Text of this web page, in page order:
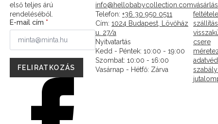
első teljes árú
rendeléséből.
E-mail cím *
FELIRATKOZÁS
info@hellobabycollection.com
Telefon: +36 30 950 0511
Cím: 1024 Budapest, Lövőház
u. 27/a
Nyitvatartás
Kedd - Péntek: 10:00 - 19:00
Szombat: 10:00 - 16:00
Vasárnap - Hétfő: Zárva
szállítás
csere